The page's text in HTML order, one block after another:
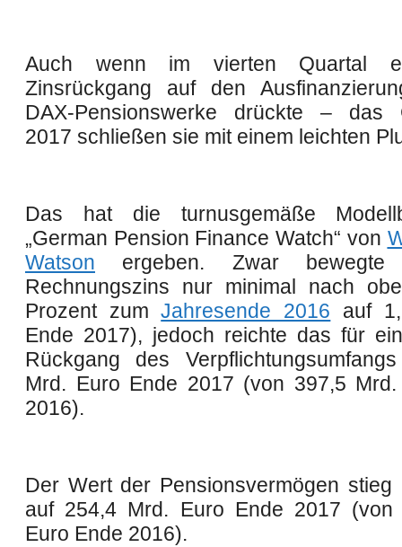
Auch wenn im vierten Quartal
Zinsrückgang auf den
DAX-Pensionswerke drückte – das
2017 schließen sie mit einem leichten
Das hat die turnusgemäße
„German Pension Finance Watch“ von
Watson ergeben. Zwar
Rechnungszins nur minimal nach
Prozent zumJahresende 2016 auf
Ende 2017), jedoch reichte das für
Rückgang des
Mrd. Euro Ende 2017 (von 397,5
2016).
Der Wert der Pensionsvermögen stieg
auf 254,4 Mrd. Euro Ende 2017 (von
Euro Ende 2016).